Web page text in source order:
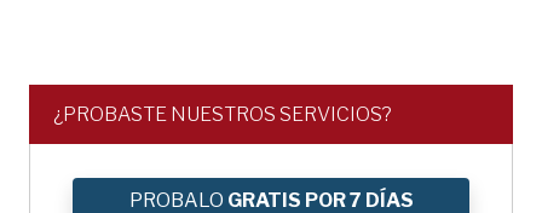
¿PROBASTE NUESTROS SERVICIOS?
PROBALO GRATIS POR 7 DÍAS